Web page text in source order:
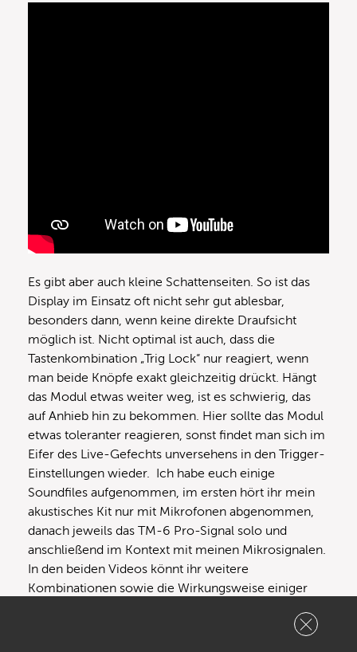
Es gibt aber auch kleine Schattenseiten. So ist das
Display im Einsatz oft nicht sehr gut ablesbar,
besonders dann, wenn keine direkte Draufsicht
möglich ist. Nicht optimal ist auch, dass die
Tastenkombination „Trig Lock“ nur reagiert, wenn
man beide Knöpfe exakt gleichzeitig drückt. Hängt
das Modul etwas weiter weg, ist es schwierig, das
auf Anhieb hin zu bekommen. Hier sollte das Modul
etwas toleranter reagieren, sonst findet man sich im
Eifer des Live-Gefechts unversehens in den Trigger-
Einstellungen wieder. Ich habe euch einige
Soundfiles aufgenommen, im ersten hört ihr mein
akustisches Kit nur mit Mikrofonen abgenommen,
danach jeweils das TM-6 Pro-Signal solo und
anschließend im Kontext mit meinen Mikrosignalen.
In den beiden Videos könnt ihr weitere
Kombinationen sowie die Wirkungsweise einiger